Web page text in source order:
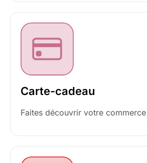
Carte-cadeau
Faites découvrir votre